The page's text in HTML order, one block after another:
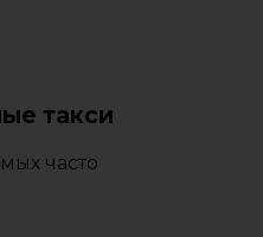
такси
часто